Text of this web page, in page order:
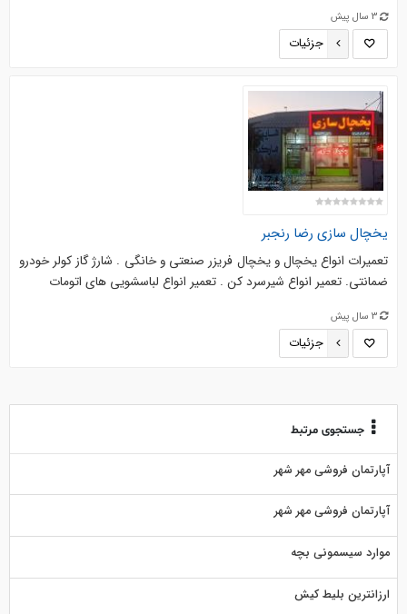
3 سال پیش
جزئیات
یخچال سازی رضا رنجبر
تعمیرات انواع یخچال و یخچال فریزر صنعتی و خانگی . شارژ گاز کولر خودرو
ضمانتی. تعمیر انواع شیرسرد کن . تعمیر انواع لباسشویی های اتومات
3 سال پیش
جزئیات
جستجوی مرتبط
آپارتمان فروشی مهر شهر
آپارتمان فروشی مهر شهر
موارد سیسمونی بچه
ارزانترین بلیط کیش